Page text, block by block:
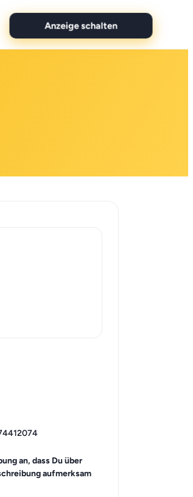
Anzeige schalten
an, dass Du über
aufmerksam